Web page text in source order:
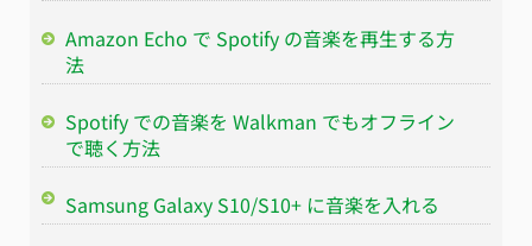
Amazon Echo で Spotify の音楽を再生する方
法
Spotify での音楽を Walkman でもオフライン
で聴く方法
Samsung Galaxy S10/S10+ に音楽を入れる